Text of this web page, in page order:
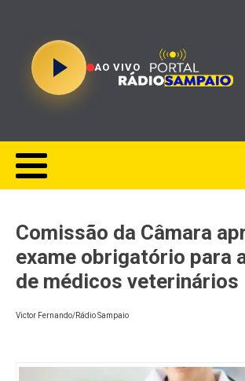
AO VIVO
Comissão da Câmara
exame obrigatório para
de médicos veterinários
Victor Fernando/Rádio Sampaio